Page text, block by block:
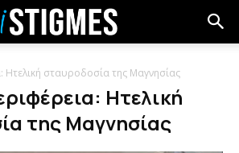
Ητελική σταυροδοσία της Μαγνησίας
Ητελική
της Μαγνησίας